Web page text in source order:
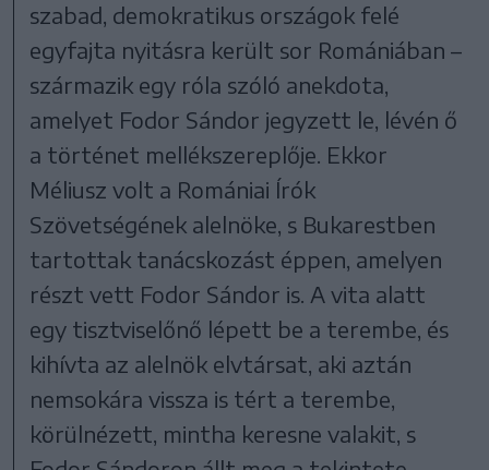
szabad, demokratikus országok felé
egyfajta nyitásra került sor Romániában –
származik egy róla szóló anekdota,
amelyet Fodor Sándor jegyzett le, lévén ő
a történet mellékszereplője. Ekkor
Méliusz volt a Romániai Írók
Szövetségének alelnöke, s Bukarestben
tartottak tanácskozást éppen, amelyen
részt vett Fodor Sándor is. A vita alatt
egy tisztviselőnő lépett be a terembe, és
kihívta az alelnök elvtársat, aki aztán
nemsokára vissza is tért a terembe,
körülnézett, mintha keresne valakit, s